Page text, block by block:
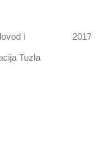
i
Tuzla
2017